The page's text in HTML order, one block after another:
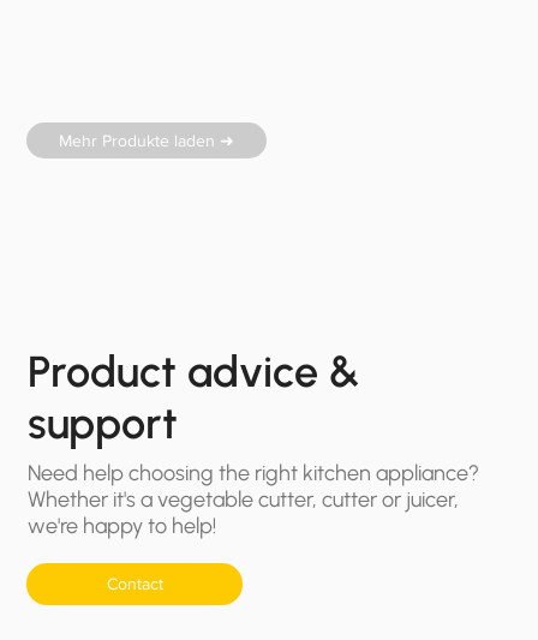
Mehr Produkte laden ➜
Product advice &
support
Need help choosing the right kitchen appliance?
Whether it's a vegetable cutter, cutter or juicer,
we're happy to help!
Contact